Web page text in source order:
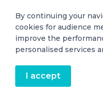
Baromètres des
By continuing your
cookies for audience
improve the
personalised services
I accept